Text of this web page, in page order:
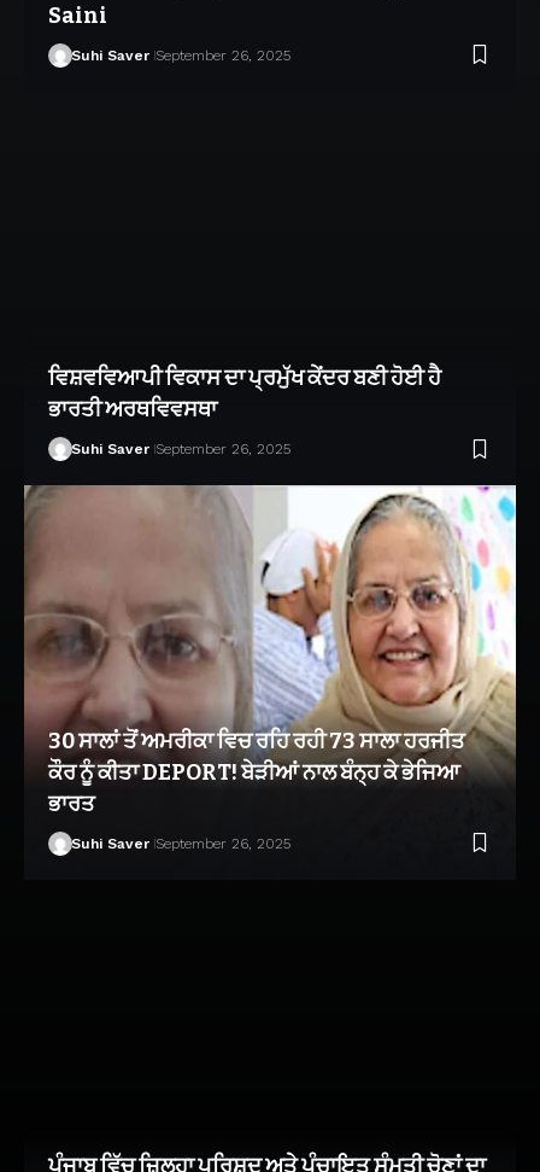
Saini
Suhi Saver September 26, 2025
ਵਿਸ਼ਵਵਿਆਪੀ ਵਿਕਾਸ ਦਾ ਪ੍ਰਮੁੱਖ ਕੇਂਦਰ ਬਣੀ ਹੋਈ ਹੈ
ਭਾਰਤੀ ਅਰਥਵਿਵਸਥਾ
Suhi Saver September 26, 2025
30 ਸਾਲਾਂ ਤੋਂ ਅਮਰੀਕਾ ਵਿਚ ਰਹਿ ਰਹੀ 73 ਸਾਲਾ ਹਰਜੀਤ
ਕੌਰ ਨੂੰ ਕੀਤਾ DEPORT! ਬੇੜੀਆਂ ਨਾਲ ਬੰਨ੍ਹ ਕੇ ਭੇਜਿਆ
ਭਾਰਤ
Suhi Saver September 26, 2025
ਪੰਜਾਬ ਵਿੱਚ ਜ਼ਿਲ੍ਹਾ ਪਰਿਸ਼ਦ ਅਤੇ ਪੰਚਾਇਤ ਸੰਮਤੀ ਚੋਣਾਂ ਦਾ